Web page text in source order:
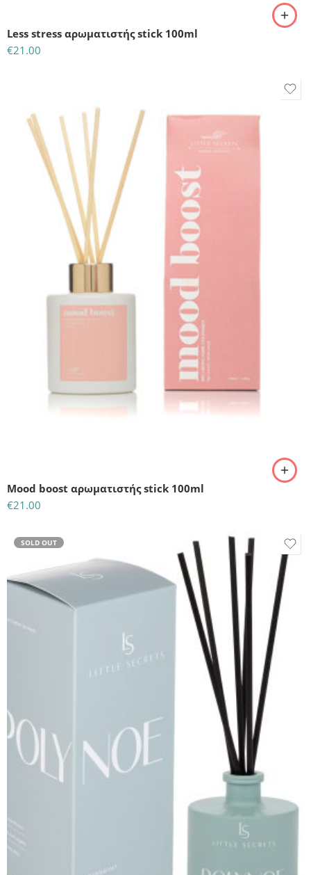
Less stress αρωματιστής stick 100ml
€21.00
Mood boost αρωματιστής stick 100ml
€21.00
SOLD OUT